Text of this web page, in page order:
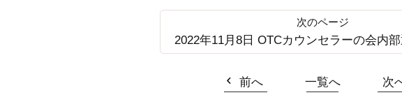
2022年11月8日 OTCカウンセラーの会内
前へ 一覧へ 次